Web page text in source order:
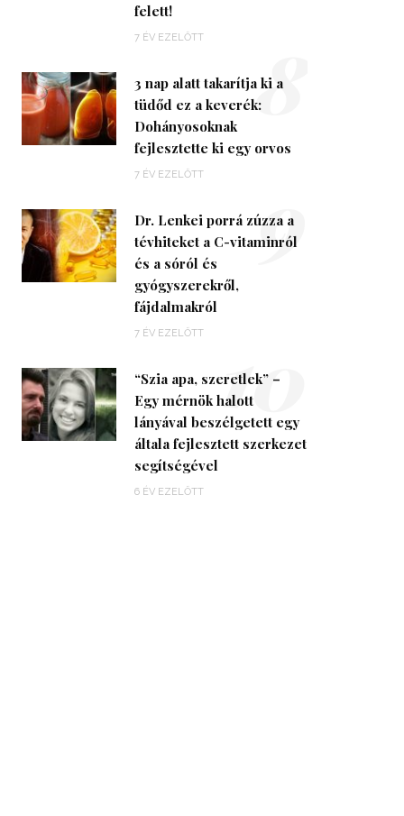
felett!
7 ÉV EZELŐTT
3 nap alatt takarítja ki a
tüdőd ez a keverék:
Dohányosoknak
fejlesztette ki egy orvos
7 ÉV EZELŐTT
8
Dr. Lenkei porrá zúzza a
tévhiteket a C-vitaminról
és a sóról és
gyógyszerekről,
fájdalmakról
7 ÉV EZELŐTT
9
“Szia apa, szeretlek” –
Egy mérnök halott
lányával beszélgetett egy
általa fejlesztett szerkezet
segítségével
6 ÉV EZELŐTT
10